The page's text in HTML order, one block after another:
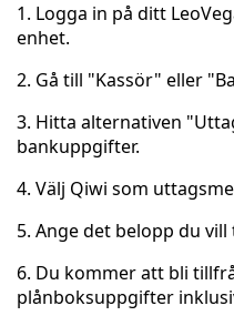
1. Logga in på ditt
enhet.
2. Gå till "Kassör" eller
3. Hitta alternativen
bankuppgifter.
4. Välj Qiwi som
5. Ange det belopp du
6. Du kommer att bli
plånboksuppgifter